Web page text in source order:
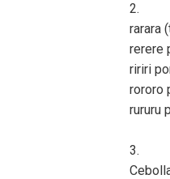
2.
rarara
rerere
ririri
rororo
rururu
3.